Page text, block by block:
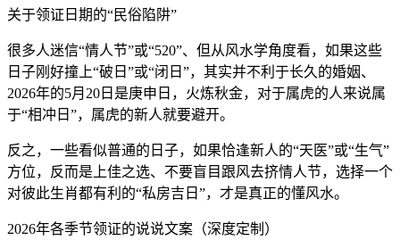
关于领证日期的“民俗陷阱”
很多人迷信“情人节”或“520”、但从风水学角度看，如果这些
日子刚好撞上“破日”或“闭日”，其实并不利于长久的婚姻、
2026年的5月20日是庚申日，火炼秋金，对于属虎的人来说属
于“相冲日”，属虎的新人就要避开。
反之，一些看似普通的日子，如果恰逢新人的“天医”或“生气”
方位，反而是上佳之选、不要盲目跟风去挤情人节，选择一个
对彼此生肖都有利的“私房吉日”，才是真正的懂风水。
2026年各季节领证的说说文案（深度定制）